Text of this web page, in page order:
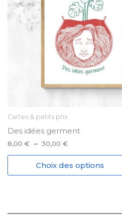
Cartes & petits prix
Des idées germent
8,00 € – 30,00 €
8,00 €
à
Choix des options